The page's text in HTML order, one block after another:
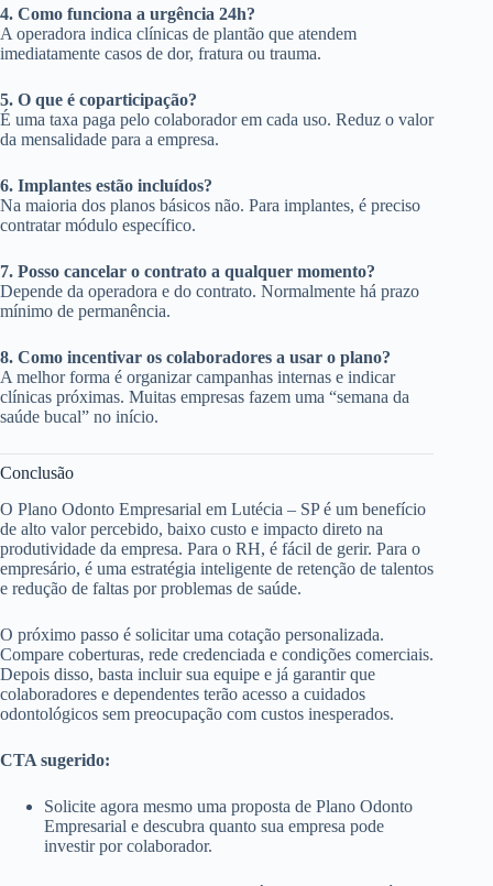
4. Como funciona a urgência 24h?
A operadora indica clínicas de plantão que atendem
imediatamente casos de dor, fratura ou trauma.
5. O que é coparticipação?
É uma taxa paga pelo colaborador em cada uso. Reduz o valor
da mensalidade para a empresa.
6. Implantes estão incluídos?
Na maioria dos planos básicos não. Para implantes, é preciso
contratar módulo específico.
7. Posso cancelar o contrato a qualquer momento?
Depende da operadora e do contrato. Normalmente há prazo
mínimo de permanência.
8. Como incentivar os colaboradores a usar o plano?
A melhor forma é organizar campanhas internas e indicar
clínicas próximas. Muitas empresas fazem uma “semana da
saúde bucal” no início.
Conclusão
O Plano Odonto Empresarial em Lutécia – SP é um benefício
de alto valor percebido, baixo custo e impacto direto na
produtividade da empresa. Para o RH, é fácil de gerir. Para o
empresário, é uma estratégia inteligente de retenção de talentos
e redução de faltas por problemas de saúde.
O próximo passo é solicitar uma cotação personalizada.
Compare coberturas, rede credenciada e condições comerciais.
Depois disso, basta incluir sua equipe e já garantir que
colaboradores e dependentes terão acesso a cuidados
odontológicos sem preocupação com custos inesperados.
CTA sugerido:
Solicite agora mesmo uma proposta de Plano Odonto
Empresarial e descubra quanto sua empresa pode
investir por colaborador.